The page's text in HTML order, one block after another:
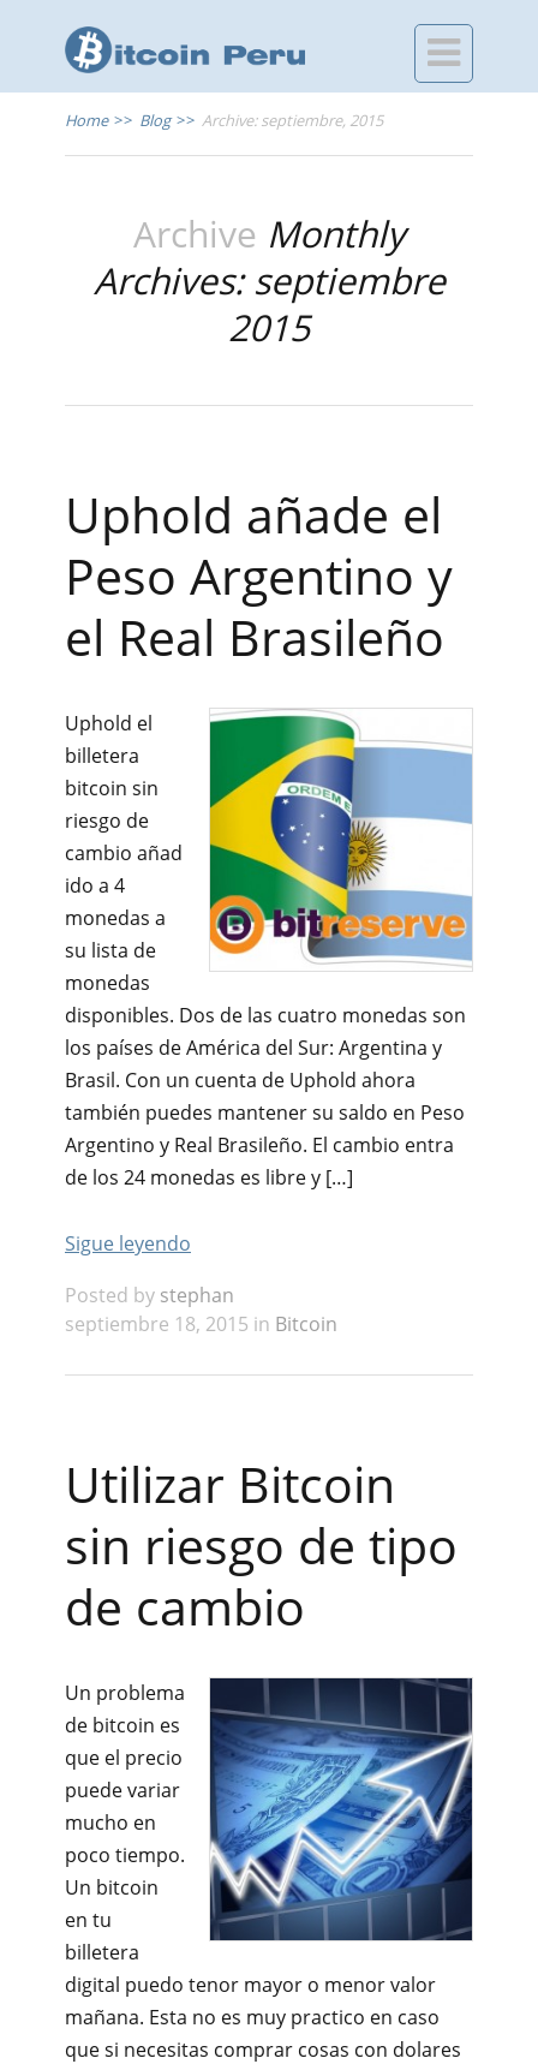

Home >> Blog >> Archive: septiembre, 2015
Archive Monthly
Archives: septiembre
2015
Uphold añade el
Peso Argentino y
el Real Brasileño
Uphold el
billetera
bitcoin sin
riesgo de
cambio añad
ido a 4
monedas a
su lista de
monedas
disponibles. Dos de las cuatro monedas son
los países de América del Sur: Argentina y
Brasil. Con un cuenta de Uphold ahora
también puedes mantener su saldo en Peso
Argentino y Real Brasileño. El cambio entra
de los 24 monedas es libre y […]
Sigue leyendo
Posted by stephan
septiembre 18, 2015 in Bitcoin
Utilizar Bitcoin
sin riesgo de tipo
de cambio
Un problema
de bitcoin es
que el precio
puede variar
mucho en
poco tiempo.
Un bitcoin
en tu
billetera
digital puedo tenor mayor o menor valor
mañana. Esta no es muy practico en caso
que si necesitas comprar cosas con dolares